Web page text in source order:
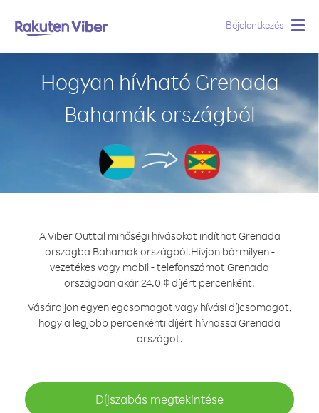
Bejelentkezés
Hogyan hívható Grenada
Bahamák országból
A Viber Outtal minőségi hívásokat indíthat Grenada
országba Bahamák országból.Hívjon bármilyen -
vezetékes vagy mobil - telefonszámot Grenada
országban akár 24.0 ¢ díjért percenként.
Vásároljon egyenlegcsomagot vagy hívási díjcsomagot,
hogy a legjobb percenkénti díjért hívhassa Grenada
országot.
Díjszabás megtekintése